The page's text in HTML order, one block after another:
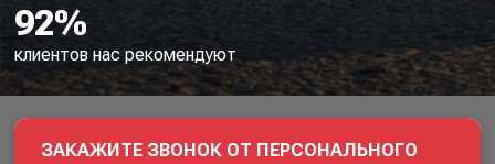
ЗАКАЖИТЕ ЗВОНОК ОТ ПЕРСОНАЛЬНОГО
92%
клиентов нас рекомендуют